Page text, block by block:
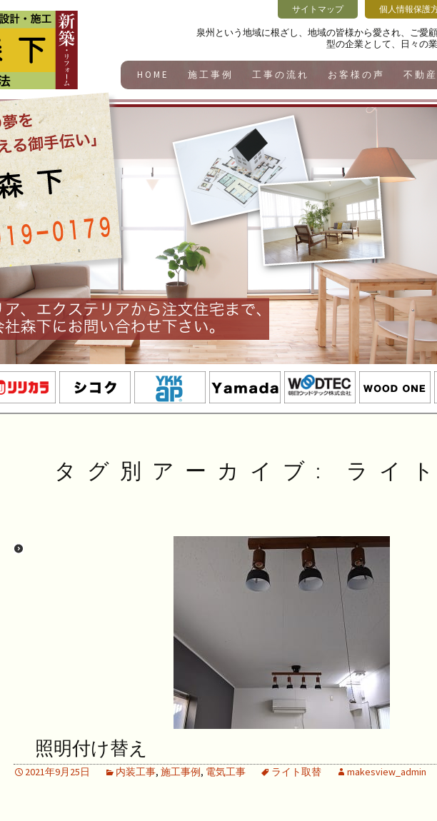
泉州という地域に根ざし、地域の皆様から愛され、ご愛
型の企業として、日々の
サイトマップ 個人情報保護
HOME 施工事例 工事の流れ お客様の声 不動
タグ別アーカイブ: ライ
照明付け替え
2021年9月25日 内装工事, 施工事例, 電気工事 ライト取替 makesview_admin